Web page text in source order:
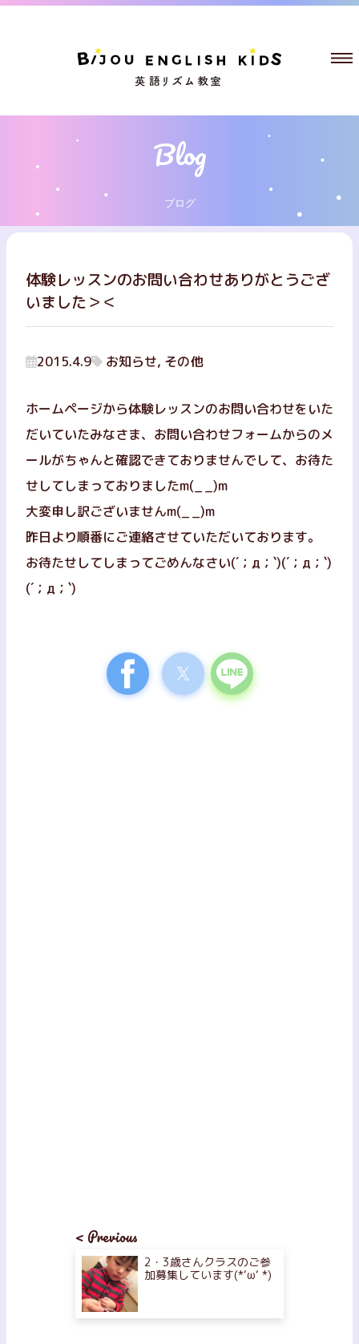
ブログ
体験レッスンのお問い合わせありがとうござ
いました＞＜
2015.4.9 お知らせ, その他
ホームページから体験レッスンのお問い合わせをいた
だいていたみなさま、お問い合わせフォームからのメ
ールがちゃんと確認できておりませんでして、お待た
せしてしまっておりましたm(_ _)m
大変申し訳ございませんm(_ _)m
昨日より順番にご連絡させていただいております。
お待たせしてしまってごめんなさい(´；д；`)(´；д；`)
(´；д；`)
< Previous
2・3歳さんクラスのご参
加募集しています(*‘ω‘ *)